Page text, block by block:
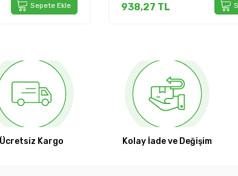
Sepete Ekle 685,14TL
Ücretsiz Kargo Kolay İade ve Değişim